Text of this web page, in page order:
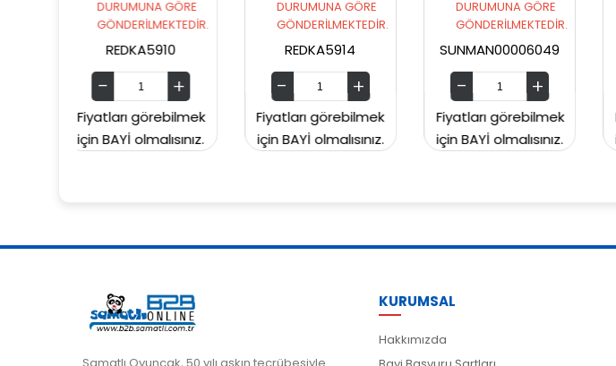
DURUMUNA GÖRE
GÖNDERİLMEKTEDİR.
REDKA5914
Fiyatları görebilmek
için BAYİ olmalısınız.
DURUMUNA GÖRE
GÖNDERİLMEKTEDİR.
SUNMAN00006049
Fiyatları görebilmek
için BAYİ olmalısınız.
DURUMUNA GÖRE
GÖNDERİLMEKTEDİR.
SUNMAN01006377
Fiyatları görebilmek
için BAYİ olmalısınız.
KURUMSAL
Hakkımızda